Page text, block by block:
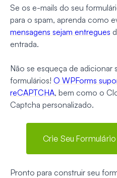
Se os e-mails do seu
para o spam, aprenda como
mensagens sejam entregues
entrada.
Não se esqueça de adicionar
formulários! O WPForms
reCAPTCHA, bem como o
Captcha personalizado.
Crie Seu
Pronto para construir seu